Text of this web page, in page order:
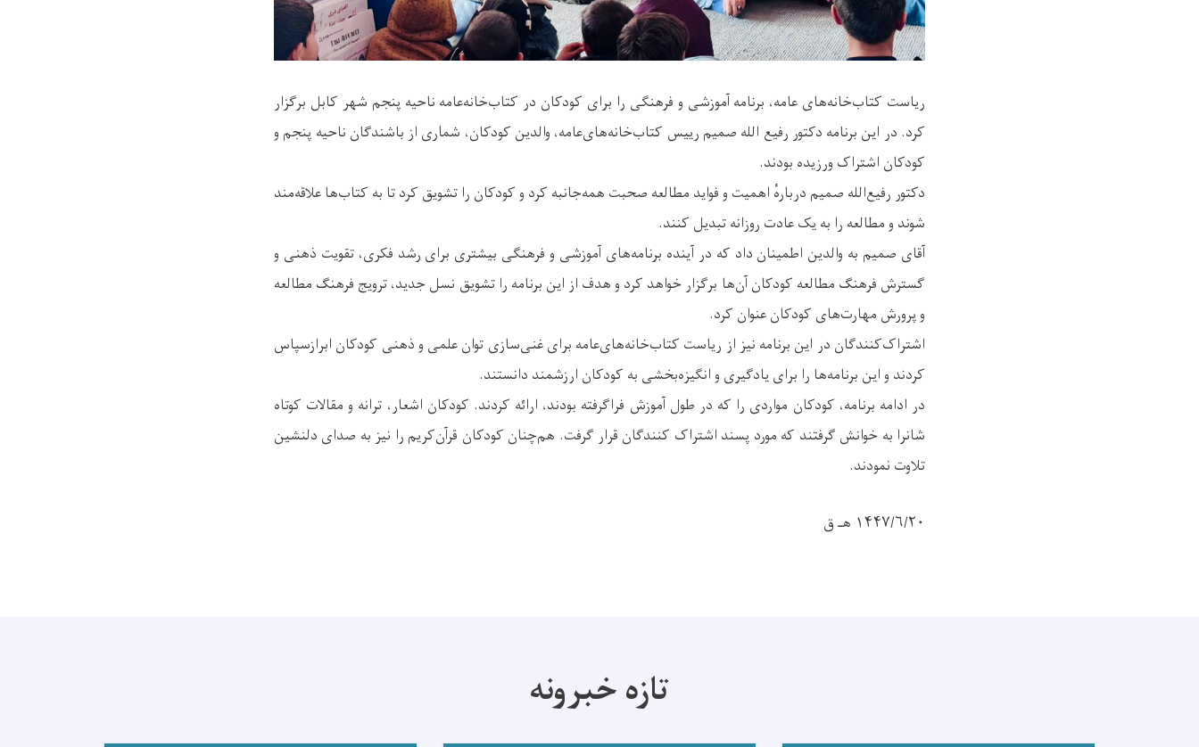
ریاست کتاب‌خانه‌های عامه، برنامه آموزشی و فرهنگی را برای کودکان در کتاب‌خانه‌عامه ناحیه پنجم شهر کابل برگزار
کرد. در این برنامه دکتور رفیع الله صمیم رییس کتاب‌خانه‌های‌عامه، والدین کودکان، شماری از باشندگان ناحیه پنجم و
کودکان اشتراک ورزیده بودند.
دکتور رفیع‌الله صمیم دربارهٔ اهمیت و فواید مطالعه صحبت همه‌جانبه کرد و کودکان را تشویق کرد تا به کتاب‌ها علاقه‌مند
شوند و مطالعه را به یک عادت روزانه تبدیل کنند.
آقای صمیم به والدین اطمینان داد که در آینده برنامه‌های آموزشی و فرهنگی بیشتری برای رشد فکری، تقویت ذهنی و
گسترش فرهنگ مطالعه کودکان آن‌ها برگزار خواهد کرد و هدف از این برنامه را تشویق نسل جدید، ترویج فرهنگ مطالعه
و پرورش مهارت‌های کودکان عنوان کرد.
اشتراک‌کنندگان در این برنامه نیز از ریاست کتاب‌خانه‌های‌عامه برای غنی‌سازی توان علمی و ذهنی کودکان ابرازسپاس
کردند و این برنامه‌ها را برای یادگیری و انگیزه‌بخشی به کودکان ارزشمند دانستند.
در ادامه برنامه، کودکان مواردی را که در طول آموزش فراگرفته بودند، ارائه کردند. کودکان اشعار، ترانه‌ و مقالات کوتاه
شانرا به خوانش گرفتند که مورد پسند اشتراک کنندگان قرار گرفت. هم‌چنان کودکان قرآن‌کریم را نیز به صدای دلنشین
تلاوت نمودند.
۱۴۴۷/۶/۲۰ هـ ق
تازه خبرونه